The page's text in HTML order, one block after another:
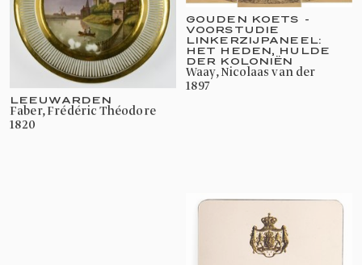
LEEUWARDEN
Faber, Frédéric Théodore
1820
GOUDEN KOETS -
VOORSTUDIE
LINKERZIJPANEEL:
HET HEDEN, HULDE
DER KOLONIËN
Waay, Nicolaas van der
1897